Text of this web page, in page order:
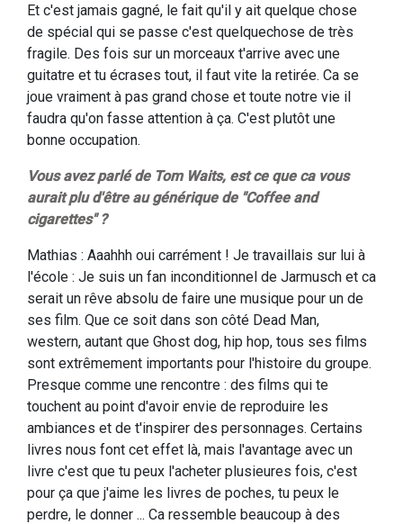
Et c'est jamais gagné, le fait qu'il y ait quelque chose
de spécial qui se passe c'est quelquechose de très
fragile. Des fois sur un morceaux t'arrive avec une
guitatre et tu écrases tout, il faut vite la retirée. Ca se
joue vraiment à pas grand chose et toute notre vie il
faudra qu'on fasse attention à ça. C'est plutôt une
bonne occupation.
Vous avez parlé de Tom Waits, est ce que ca vous
aurait plu d'être au générique de "Coffee and
cigarettes" ?
Mathias : Aaahhh oui carrément ! Je travaillais sur lui à
l'école : Je suis un fan inconditionnel de Jarmusch et ca
serait un rêve absolu de faire une musique pour un de
ses film. Que ce soit dans son côté Dead Man,
western, autant que Ghost dog, hip hop, tous ses films
sont extrêmement importants pour l'histoire du groupe.
Presque comme une rencontre : des films qui te
touchent au point d'avoir envie de reproduire les
ambiances et de t'inspirer des personnages. Certains
livres nous font cet effet là, mais l'avantage avec un
livre c'est que tu peux l'acheter plusieures fois, c'est
pour ça que j'aime les livres de poches, tu peux le
perdre, le donner ... Ca ressemble beaucoup à des